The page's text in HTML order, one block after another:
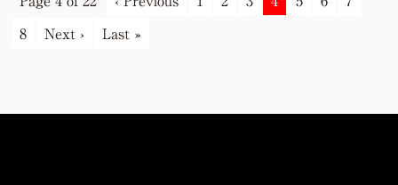
8 Next › Last »